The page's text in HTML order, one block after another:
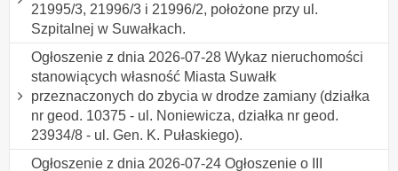
21995/3, 21996/3 i 21996/2, położone przy ul.
Szpitalnej w Suwałkach.
Ogłoszenie z dnia 2026-07-28 Wykaz nieruchomości
stanowiących własność Miasta Suwałk
przeznaczonych do zbycia w drodze zamiany (działka
nr geod. 10375 - ul. Noniewicza, działka nr geod.
23934/8 - ul. Gen. K. Pułaskiego).
Ogłoszenie z dnia 2026-07-24 Ogłoszenie o III